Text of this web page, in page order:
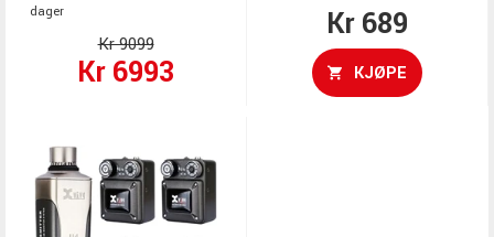
dager
Kr 9099
Kr 6993
Kr 689
KJØPE